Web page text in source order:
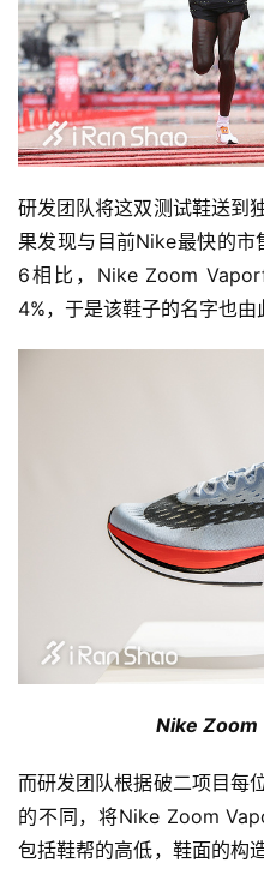
研发团队将这双测试鞋送到
果发现与目前Nike最快的
6相比，Nike Zoom
4%，于是该鞋子的名字也由
Nike Zoom
而研发团队根据破二项目每
的不同，将Nike Zoom
包括鞋帮的高低，鞋面的构